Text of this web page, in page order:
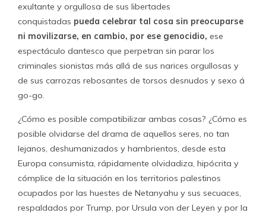
exultante y orgullosa de sus libertades
conquistadas pueda celebrar tal cosa sin preocuparse
ni movilizarse, en cambio, por ese genocidio, ese
espectáculo dantesco que perpetran sin parar los
criminales sionistas más allá de sus narices orgullosas y
de sus carrozas rebosantes de torsos desnudos y sexo á
go-go.
¿Cómo es posible compatibilizar ambas cosas? ¿Cómo es
posible olvidarse del drama de aquellos seres, no tan
lejanos, deshumanizados y hambrientos, desde esta
Europa consumista, rápidamente olvidadiza, hipócrita y
cómplice de la situación en los territorios palestinos
ocupados por las huestes de Netanyahu y sus secuaces,
respaldados por Trump, por Ursula von der Leyen y por la